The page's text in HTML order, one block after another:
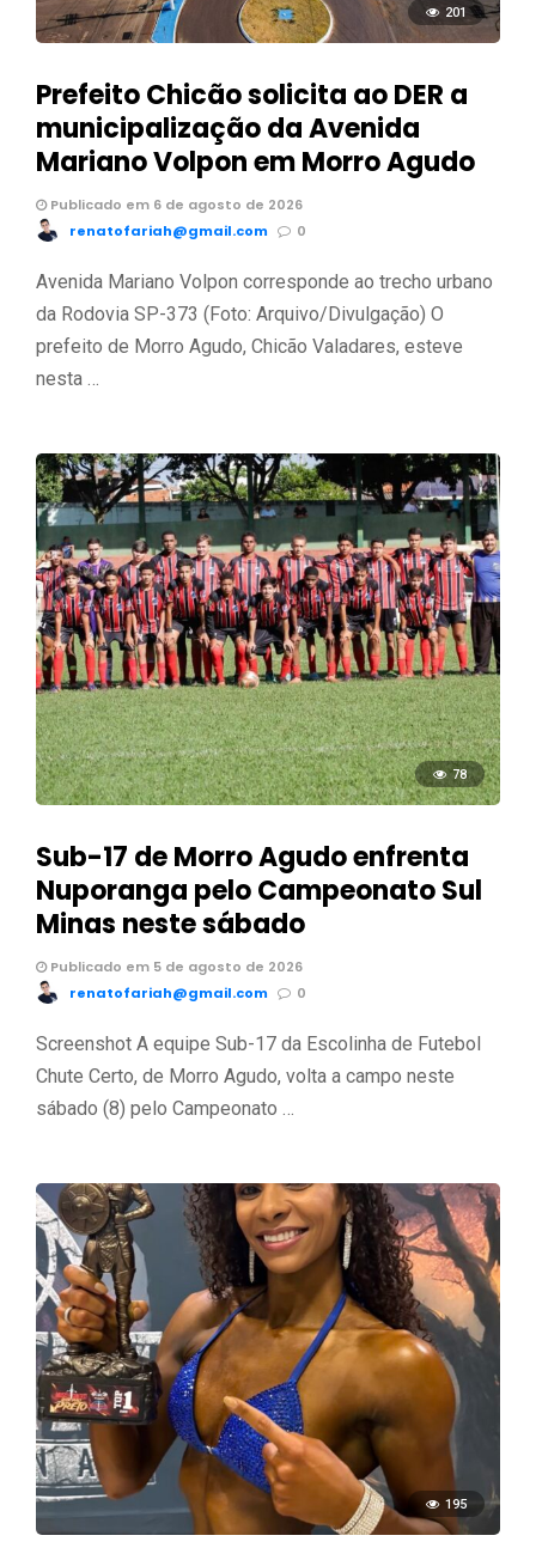
201
Prefeito Chicão solicita ao DER a
municipalização da Avenida
Mariano Volpon em Morro Agudo
Publicado em 6 de agosto de 2026
renatofariah@gmail.com
0
Avenida Mariano Volpon corresponde ao trecho urbano
da Rodovia SP-373 (Foto: Arquivo/Divulgação) O
prefeito de Morro Agudo, Chicão Valadares, esteve
nesta …
78
Sub-17 de Morro Agudo enfrenta
Nuporanga pelo Campeonato Sul
Minas neste sábado
Publicado em 5 de agosto de 2026
renatofariah@gmail.com
0
Screenshot A equipe Sub-17 da Escolinha de Futebol
Chute Certo, de Morro Agudo, volta a campo neste
sábado (8) pelo Campeonato …
195